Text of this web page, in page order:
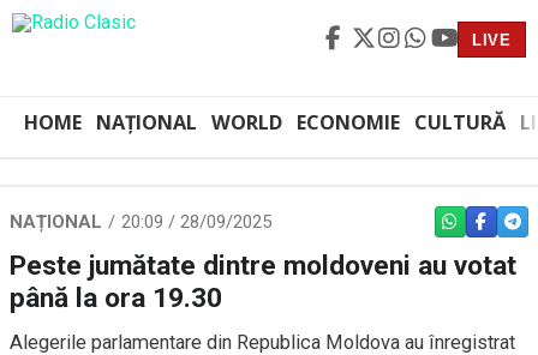
LIVE
HOME NAȚIONAL WORLD ECONOMIE CULTURĂ
NAȚIONAL 20:09 / 28/09/2025 WHATSAPP
Peste jumătate dintre moldoveni au votat
până la ora 19.30
Alegerile parlamentare din Republica Moldova au înregistrat